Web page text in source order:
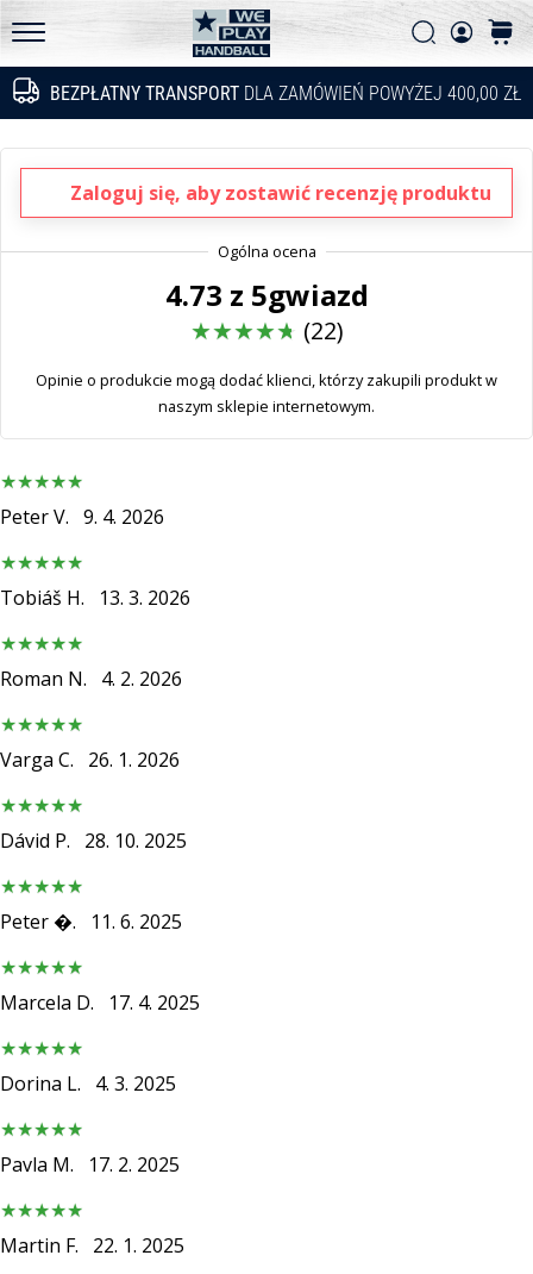
BEZPŁATNY TRANSPORT DLA ZAMÓWIEŃ POWYŻEJ 400,00 ZŁ
WePlayHandball.pl
Szukaj
Szukaj
innowacje
i
przekonaj
czy
warto
wybrać…
PUMA
NITRO
5
Poznaj
nowe
do
piłki
PUMA
Accelerate
NITRO
SQD
Odkryj
innowacje
i
przekonaj
czy
warto…
25. 11. 2024
2 min. czytanie
Zostań
ambasadorem
Weplayhandball
Zaloguj się, aby zostawić recenzję produktu
4.73 z 5gwiazd
(22)
Opinie o produkcie mogą dodać klienci, którzy zakupili produkt w
naszym sklepie internetowym.
Peter V. 9. 4. 2026
Tobiáš H. 13. 3. 2026
Roman N. 4. 2. 2026
Varga C. 26. 1. 2026
Dávid P. 28. 10. 2025
Peter �. 11. 6. 2025
Marcela D. 17. 4. 2025
Dorina L. 4. 3. 2025
Pavla M. 17. 2. 2025
Martin F. 22. 1. 2025